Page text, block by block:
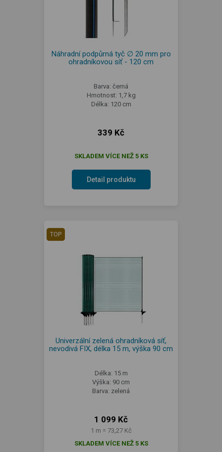
Náhradní podpůrná tyč ∅ 20 mm pro
ohradníkovou síť - 120 cm
Barva: černá
Hmotnost: 1,7 kg
Délka: 120 cm
339 Kč
SKLADEM VÍCE NEŽ 5 KS
Detail produktu
TOP
Univerzální zelená ohradníková síť,
nevodivá FIX, délka 15 m, výška 90 cm
Délka: 15 m
Výška: 90 cm
Barva: zelená
1 099 Kč
1 m = 73,27 Kč
SKLADEM VÍCE NEŽ 5 KS